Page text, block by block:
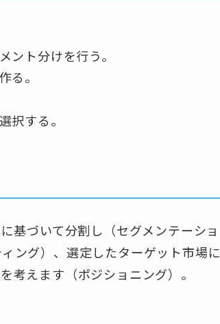
ント分けを行う。
る。
択する。
基づいて分割し（セグメンテーショ
ング）、選定したターゲット市場に
考えます（ポジショニング）。